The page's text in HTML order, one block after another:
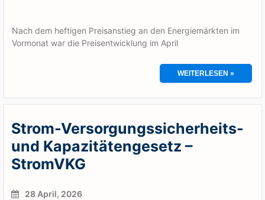
Nach dem heftigen Preisanstieg an den Energiemärkten im
Vormonat war die Preisentwicklung im April
WEITERLESEN »
Strom-Versorgungssicherheits-
und Kapazitätengesetz –
StromVKG
28 April, 2026